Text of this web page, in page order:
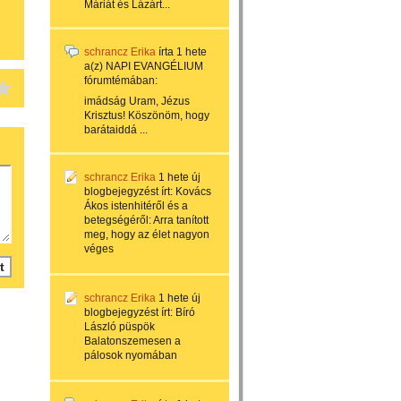
Máriát és Lázárt...
schrancz Erika írta 1 hete
a(z) NAPI EVANGÉLIUM
fórumtémában:
imádság Uram, Jézus
Krisztus! Köszönöm, hogy
barátaiddá ...
schrancz Erika 1 hete új
blogbejegyzést írt: Kovács
Ákos istenhitéről és a
betegségéről: Arra tanított
meg, hogy az élet nagyon
véges
schrancz Erika 1 hete új
blogbejegyzést írt: Bíró
László püspök
Balatonszemesen a
pálosok nyomában